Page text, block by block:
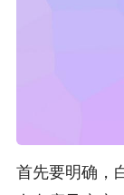
首先要明确，